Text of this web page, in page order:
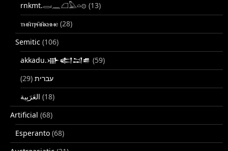
rnkmt.𓂋𓏺𓈖𓆎𓅓𓏏𓊖 (13)
ⲧⲙⲛ̄ⲧⲣⲙ̄ⲛ̄ⲕⲏⲙⲉ (28)
Semitic (106)
akkadu.𒀝𒅗𒁺𒌑 (59)
עברית (29)
(18)
Artificial (68)
Esperanto (68)